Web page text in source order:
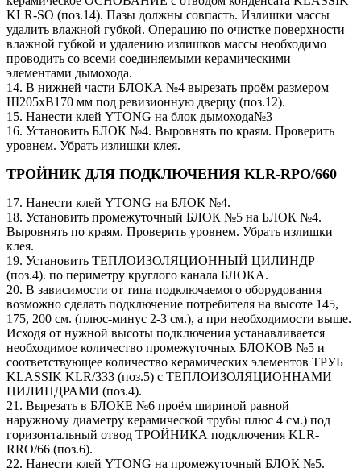
KLR-SO (поз.14). Пазы должны совпасть. Излишки массы
удалить влажной губкой. Операцию по очистке поверхности
влажной губкой и удалению излишков массы необходимо
проводить со всеми соединяемыми керамическими
элементами дымохода.
14. В нижней части БЛОКА №4 вырезать проём размером
Ш205хВ170 мм под ревизионную дверцу (поз.12).
15. Нанести клей YTONG на блок дымохода№3
16. Установить БЛОК №4. Выровнять по краям. Проверить
уровнем. Убрать излишки клея.
ТРОЙНИК ДЛЯ ПОДКЛЮЧЕНИЯ KLR-RPO/660
17. Нанести клей YTONG на БЛОК №4.
18. Установить промежуточный БЛОК №5 на БЛОК №4.
Выровнять по краям. Проверить уровнем. Убрать излишки
клея.
19. Установить ТЕПЛОИЗОЛЯЦИОННЫЙ ЦИЛИНДР
(поз.4). по периметру круглого канала БЛОКА.
20. В зависимости от типа подключаемого оборудования
возможно сделать подключение потребителя на высоте 145,
175, 200 см. (плюс-минус 2-3 см.), а при необходимости выше.
Исходя от нужной высоты подключения устанавливается
необходимое количество промежуточных БЛОКОВ №5 и
соответствующее количество керамических элементов ТРУБ
KLASSIK KLR/333 (поз.5) c ТЕПЛОИЗОЛЯЦИОННАМИ
ЦИЛИНДРАМИ (поз.4).
21. Вырезать в БЛОКЕ №6 проём шириной равной
наружному диаметру керамической трубы плюс 4 см.) под
горизонтальный отвод ТРОЙНИКА подключения KLR-
RRO/66 (поз.6).
22. Нанести клей YTONG на промежуточный БЛОК №5.